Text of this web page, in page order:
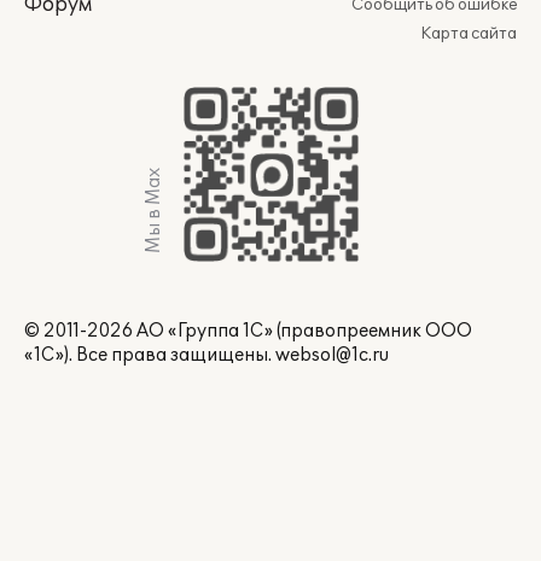
Форум
Сообщить об ошибке
Карта сайта
Мы в Max
© 2011-2026 АО «Группа 1С» (правопреемник ООО
«1С»). Все права защищены. websol@1c.ru